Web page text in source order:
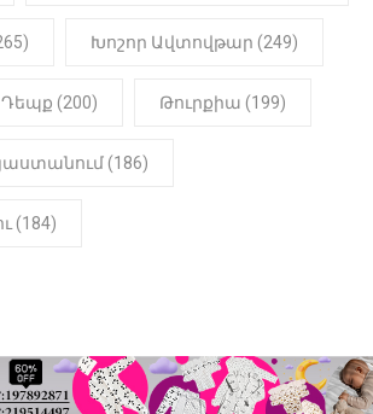
Խոշոր Ավտովթար (249)
(200) Թուրքիա (199)
(186)
(184)